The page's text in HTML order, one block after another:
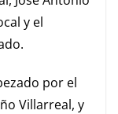
y el
por el
Villarreal, y